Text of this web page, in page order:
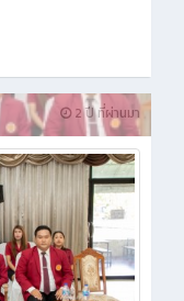
2 ปี ที่ผ่านมา